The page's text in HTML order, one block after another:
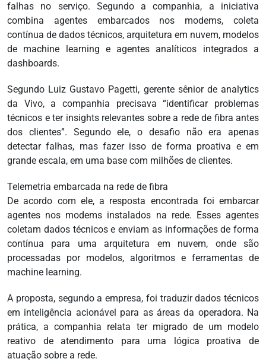
falhas no serviço. Segundo a companhia, a iniciativa
combina agentes embarcados nos modems, coleta
contínua de dados técnicos, arquitetura em nuvem, modelos
de machine learning e agentes analíticos integrados a
dashboards.
Segundo Luiz Gustavo Pagetti, gerente sênior de analytics
da Vivo, a companhia precisava “identificar problemas
técnicos e ter insights relevantes sobre a rede de fibra antes
dos clientes”. Segundo ele, o desafio não era apenas
detectar falhas, mas fazer isso de forma proativa e em
grande escala, em uma base com milhões de clientes.
Telemetria embarcada na rede de fibra
De acordo com ele, a resposta encontrada foi embarcar
agentes nos modems instalados na rede. Esses agentes
coletam dados técnicos e enviam as informações de forma
contínua para uma arquitetura em nuvem, onde são
processadas por modelos, algoritmos e ferramentas de
machine learning.
A proposta, segundo a empresa, foi traduzir dados técnicos
em inteligência acionável para as áreas da operadora. Na
prática, a companhia relata ter migrado de um modelo
reativo de atendimento para uma lógica proativa de
atuação sobre a rede.